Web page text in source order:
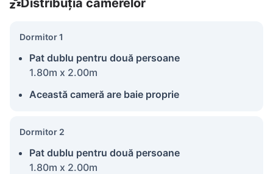
Dormitor 1
Pat dublu pentru două persoane
1.80m x 2.00m
Această cameră are baie proprie
Dormitor 2
Pat dublu pentru două persoane
1.80m x 2.00m